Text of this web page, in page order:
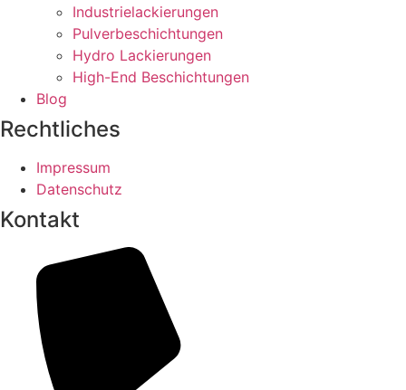
Industrielackierungen
Pulverbeschichtungen
Hydro Lackierungen
High-End Beschichtungen
Blog
Rechtliches
Impressum
Datenschutz
Kontakt